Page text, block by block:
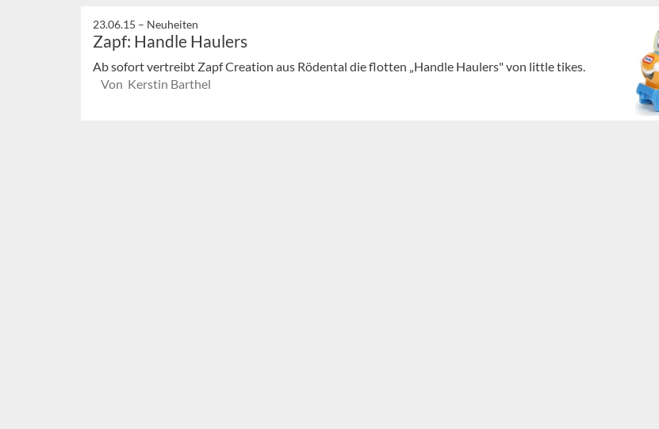
23.06.15 – Neuheiten
Zapf: Handle Haulers
Ab sofort vertreibt Zapf Creation aus Rödental die flotten „Handle Haulers" von little tikes.
Von Kerstin Barthel